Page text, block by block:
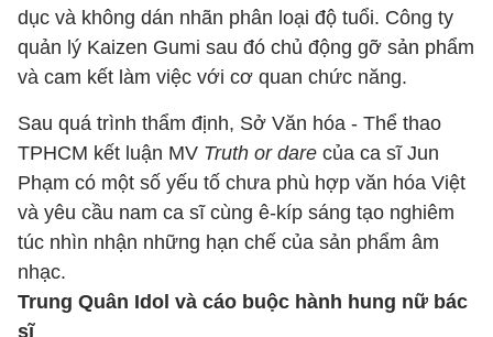
dục và không dán nhãn phân loại độ tuổi. Công ty
quản lý Kaizen Gumi sau đó chủ động gỡ sản phẩm
và cam kết làm việc với cơ quan chức năng.
Sau quá trình thẩm định, Sở Văn hóa - Thể thao
TPHCM kết luận MV Truth or dare của ca sĩ Jun
Phạm có một số yếu tố chưa phù hợp văn hóa Việt
và yêu cầu nam ca sĩ cùng ê-kíp sáng tạo nghiêm
túc nhìn nhận những hạn chế của sản phẩm âm
nhạc.
Trung Quân Idol và cáo buộc hành hung nữ bác
sĩ